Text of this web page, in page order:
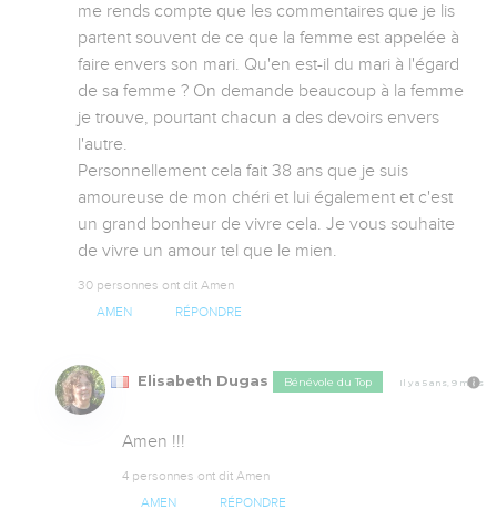
me rends compte que les commentaires que je lis
partent souvent de ce que la femme est appelée à
faire envers son mari. Qu'en est-il du mari à l'égard
de sa femme ? On demande beaucoup à la femme
je trouve, pourtant chacun a des devoirs envers
l'autre.
Personnellement cela fait 38 ans que je suis
amoureuse de mon chéri et lui également et c'est
un grand bonheur de vivre cela. Je vous souhaite
de vivre un amour tel que le mien.
30 personnes ont dit Amen
AMEN RÉPONDRE
Elisabeth Dugas Bénévole du Top Il y a 5 ans, 9 mois
Amen !!!
4 personnes ont dit Amen
AMEN RÉPONDRE